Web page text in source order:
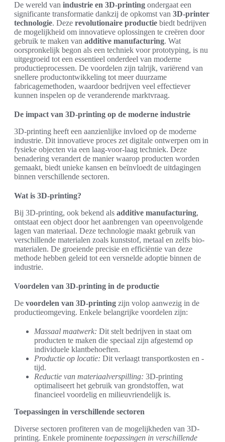
De wereld van industrie en 3D-printing ondergaat een
significante transformatie dankzij de opkomst van 3D-printer
technologie. Deze revolutionaire productie biedt bedrijven
de mogelijkheid om innovatieve oplossingen te creëren door
gebruik te maken van additive manufacturing. Wat
oorspronkelijk begon als een techniek voor prototyping, is nu
uitgegroeid tot een essentieel onderdeel van moderne
productieprocessen. De voordelen zijn talrijk, variërend van
snellere productontwikkeling tot meer duurzame
fabricagemethoden, waardoor bedrijven veel effectiever
kunnen inspelen op de veranderende marktvraag.
De impact van 3D-printing op de moderne industrie
3D-printing heeft een aanzienlijke invloed op de moderne
industrie. Dit innovatieve proces zet digitale ontwerpen om in
fysieke objecten via een laag-voor-laag techniek. Deze
benadering verandert de manier waarop producten worden
gemaakt, biedt unieke kansen en beïnvloedt de uitdagingen
binnen verschillende sectoren.
Wat is 3D-printing?
Bij 3D-printing, ook bekend als additive manufacturing,
ontstaat een object door het aanbrengen van opeenvolgende
lagen van materiaal. Deze technologie maakt gebruik van
verschillende materialen zoals kunststof, metaal en zelfs bio-
materialen. De groeiende precisie en efficiëntie van deze
methode hebben geleid tot een versnelde adoptie binnen de
industrie.
Voordelen van 3D-printing in de productie
De voordelen van 3D-printing zijn volop aanwezig in de
productieomgeving. Enkele belangrijke voordelen zijn:
Massaal maatwerk: Dit stelt bedrijven in staat om
producten te maken die speciaal zijn afgestemd op
individuele klantbehoeften.
Productie op locatie: Dit verlaagt transportkosten en -
tijd.
Reductie van materiaalverspilling: 3D-printing
optimaliseert het gebruik van grondstoffen, wat
financieel voordelig en milieuvriendelijk is.
Toepassingen in verschillende sectoren
Diverse sectoren profiteren van de mogelijkheden van 3D-
printing. Enkele prominente toepassingen in verschillende